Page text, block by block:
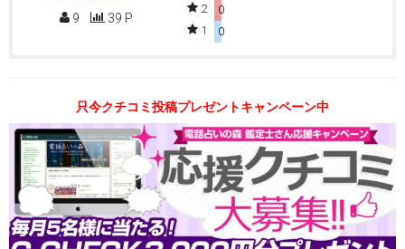
9 39 P
2
0
1
0
只今クチコミ投稿プレゼントキャンペーン中